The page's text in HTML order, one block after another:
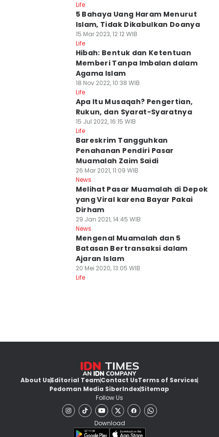
Life
5 Bahaya Uang Haram Menurut
Islam, Tidak Dikabulkan Doanya
15 Mar 2023, 12:12 WIB
Life
Hibah: Bentuk dan Ketentuan
Memberi Tanpa Imbalan dalam
Agama Islam
18 Nov 2022, 10:38 WIB
Life
Apa Itu Musaqah? Pengertian,
Rukun, dan Syarat-Syaratnya
15 Jul 2022, 16:15 WIB
Life
Bareskrim Tangguhkan
Penahanan Pendiri Pasar
Muamalah Zaim Saidi
26 Mar 2021, 11:09 WIB
News
Melihat Pasar Muamalah di Depok
yang Viral karena Bayar Pakai
Dirham
29 Jan 2021, 14:45 WIB
News
Mengenal Muamalah dan 5
Batasan Bertransaksi dalam
Ajaran Islam
20 Mei 2020, 13:05 WIB
Life
About UsEditorial TeamContact UsTerms of Services
Pedoman Media SiberIndexSitemap
Follow Us
Download